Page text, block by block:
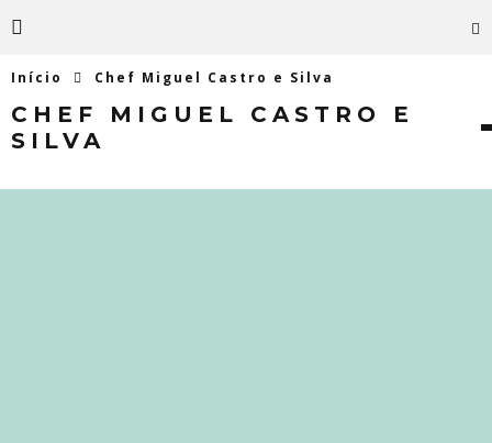
Início Chef Miguel Castro e Silva
CHEF MIGUEL CASTRO E
SILVA